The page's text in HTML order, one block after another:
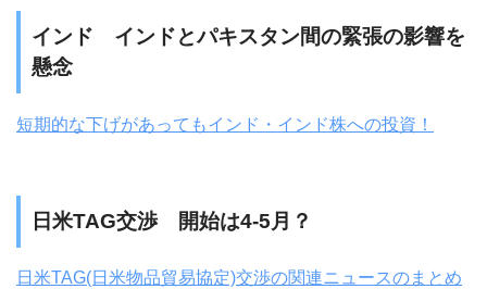
インド インドとパキスタン間の緊張の影響を
懸念
短期的な下げがあってもインド・インド株への投資！
日米TAG交渉 開始は4-5月？
日米TAG(日米物品貿易協定)交渉の関連ニュースのまとめ